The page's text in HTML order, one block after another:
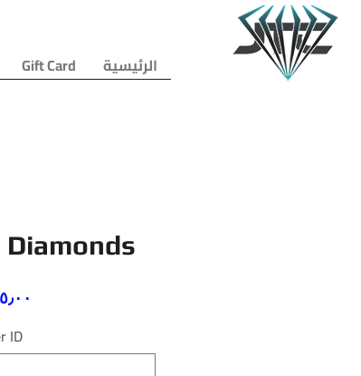
الرئيسية Gift Card
Diamonds
ID